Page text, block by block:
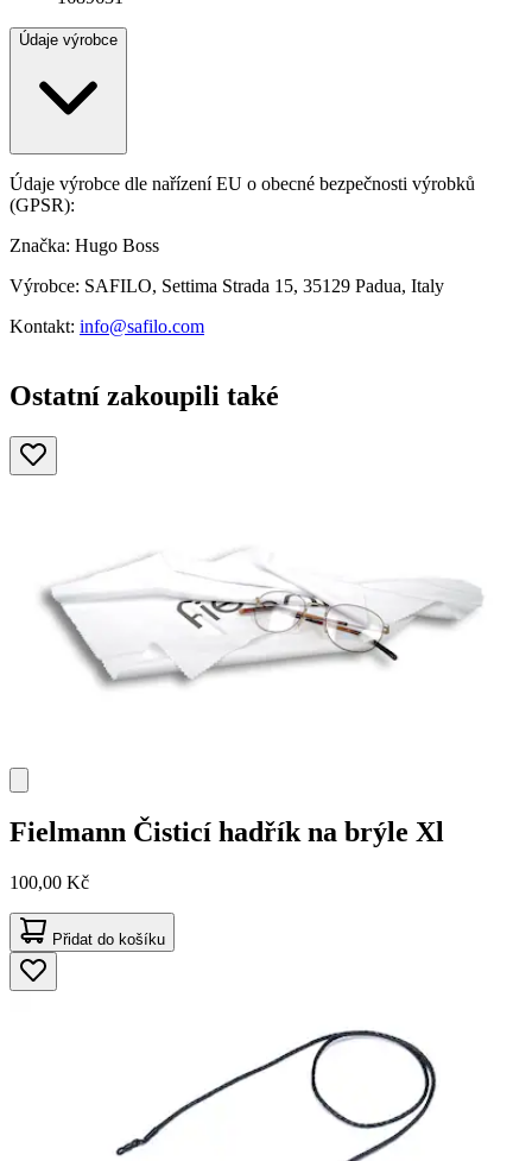
Údaje výrobce
Údaje výrobce dle nařízení EU o obecné bezpečnosti výrobků
(GPSR):
Značka: Hugo Boss
Výrobce: SAFILO, Settima Strada 15, 35129 Padua, Italy
Kontakt: info@safilo.com
Ostatní zakoupili také
Fielmann Čisticí hadřík na brýle Xl
100,00 Kč
Přidat do košíku